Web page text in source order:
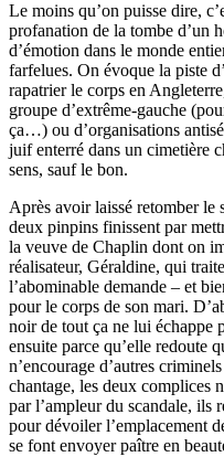
Le moins qu’on puisse dire,
profanation de la tombe d’un
d’émotion dans le monde
farfelues. On évoque la piste
rapatrier le corps en
groupe d’extrême-gauche
ça…) ou d’organisations
juif enterré dans un cimetière
sens, sauf le bon.
Après avoir laissé retomber le
deux pinpins finissent par
la veuve de Chaplin dont on
réalisateur, Géraldine, qui
l’abominable demande – et
pour le corps de son mari.
noir de tout ça ne lui échappe
ensuite parce qu’elle redoute
n’encourage d’autres
chantage, les deux complices
par l’ampleur du scandale, ils
pour dévoiler l’emplacement
se font envoyer paître en